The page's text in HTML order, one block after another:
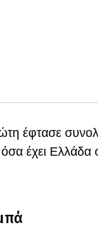
έφτασε
έχει Ελλάδα